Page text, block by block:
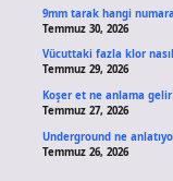
9mm tarak hangi
Temmuz 30, 2026
Vücuttaki fazla klor nasıl
Temmuz 29, 2026
Koşer et ne anlama gelir
Temmuz 27, 2026
Underground ne
Temmuz 26, 2026